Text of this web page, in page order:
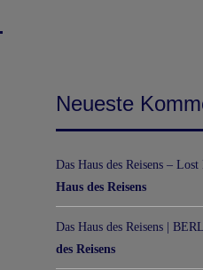
Neueste
Das Haus des Reisens –
Haus des Reisens
Das Haus des Reisens |
des Reisens